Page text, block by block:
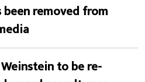
been removed from
to be re-